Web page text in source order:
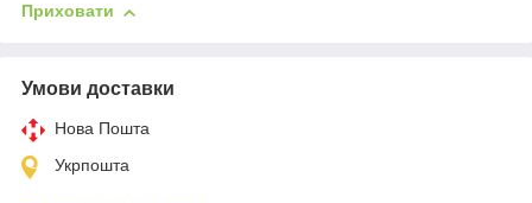
Приховати
Умови доставки
Нова Пошта
Укрпошта